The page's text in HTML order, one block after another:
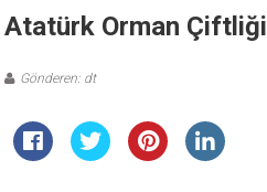
Atatürk Orman Çiftliği
Gönderen: dt